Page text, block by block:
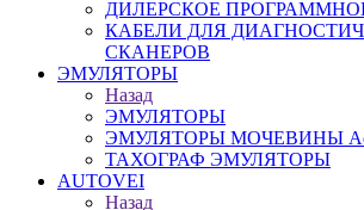
ДИЛЕРСКОЕ
КАБЕЛИ ДЛЯ
СКАНЕРОВ
ЭМУЛЯТОРЫ
Назад
ЭМУЛЯТОРЫ
ЭМУЛЯТОРЫ МОЧЕВИНЫ
ТАХОГРАФ ЭМУЛЯТОРЫ
AUTOVEI
Назад